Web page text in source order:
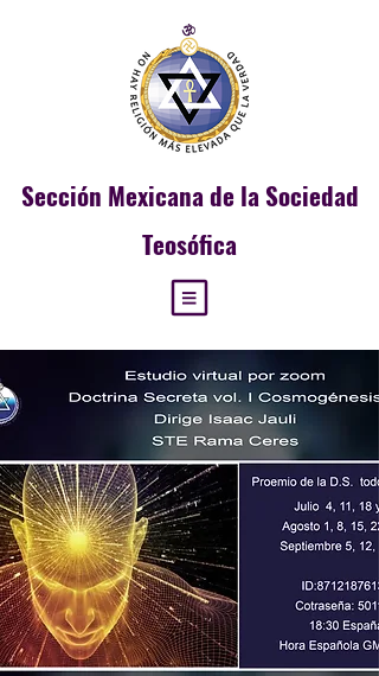
Sección Mexicana de la Sociedad
Teosófica